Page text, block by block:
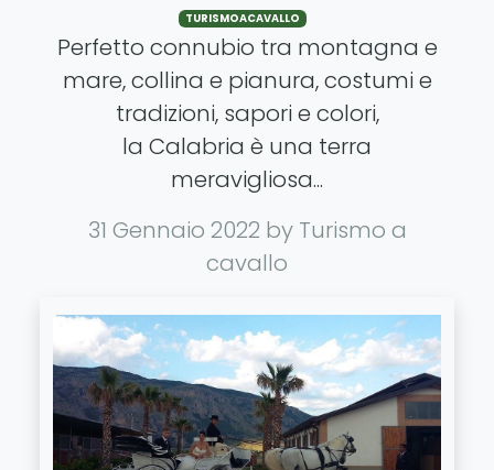
TURISMOACAVALLO
Perfetto connubio tra montagna e
mare, collina e pianura, costumi e
tradizioni, sapori e colori,
la Calabria è una terra
meravigliosa...
31 Gennaio 2022 by Turismo a
cavallo